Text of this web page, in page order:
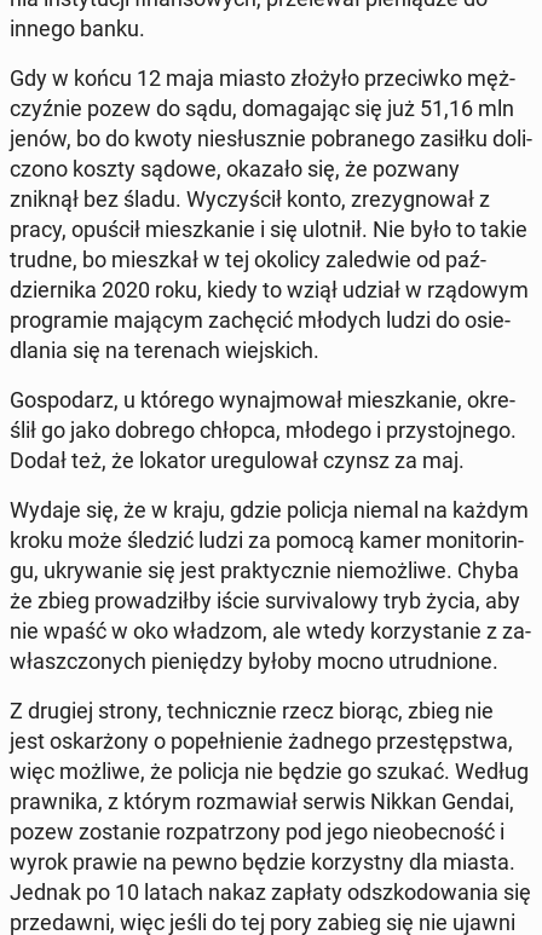
innego banku.
Gdy w końcu 12 maja miasto złożyło prze­ciw­ko męż­
czyź­nie pozew do sądu, do­ma­ga­jąc się już 51,16 mln
jenów, bo do kwoty nie­słusz­nie po­bra­ne­go zasiłku do­li­
czo­no koszty sądowe, okazało się, że pozwany
zniknął bez śladu. Wy­czy­ścił konto, zre­zy­gno­wał z
pracy, opuścił miesz­ka­nie i się ulotnił. Nie było to takie
trudne, bo miesz­kał w tej okolicy za­le­d­wie od paź­
dzier­ni­ka 2020 roku, kiedy to wziął udział w rzą­do­wym
pro­gra­mie mającym za­chę­cić młodych ludzi do osie­
dla­nia się na te­re­nach wiej­skich.
Go­spo­darz, u którego wy­naj­mo­wał miesz­ka­nie, okre­
ślił go jako dobrego chłopca, młodego i przy­stoj­ne­go.
Dodał też, że lokator ure­gu­lo­wał czynsz za maj.
Wydaje się, że w kraju, gdzie policja niemal na każdym
kroku może śledzić ludzi za pomocą kamer mo­ni­to­rin­
gu, ukry­wa­nie się jest prak­tycz­nie nie­moż­li­we. Chyba
że zbieg pro­wa­dził­by iście su­rvi­va­lo­wy tryb życia, aby
nie wpaść w oko władzom, ale wtedy ko­rzy­sta­nie z za­
własz­czo­nych pie­nię­dzy byłoby mocno utrud­nio­ne.
Z drugiej strony, tech­nicz­nie rzecz biorąc, zbieg nie
jest oskar­żo­ny o po­peł­nie­nie żadnego prze­stęp­stwa,
więc możliwe, że policja nie będzie go szukać. Według
praw­ni­ka, z którym roz­ma­wiał serwis Nikkan Gendai,
pozew zo­sta­nie roz­pa­trzo­ny pod jego nie­obec­ność i
wyrok prawie na pewno będzie ko­rzyst­ny dla miasta.
Jednak po 10 latach nakaz zapłaty od­szko­do­wa­nia się
przedaw­ni, więc jeśli do tej pory zabieg się nie ujawni